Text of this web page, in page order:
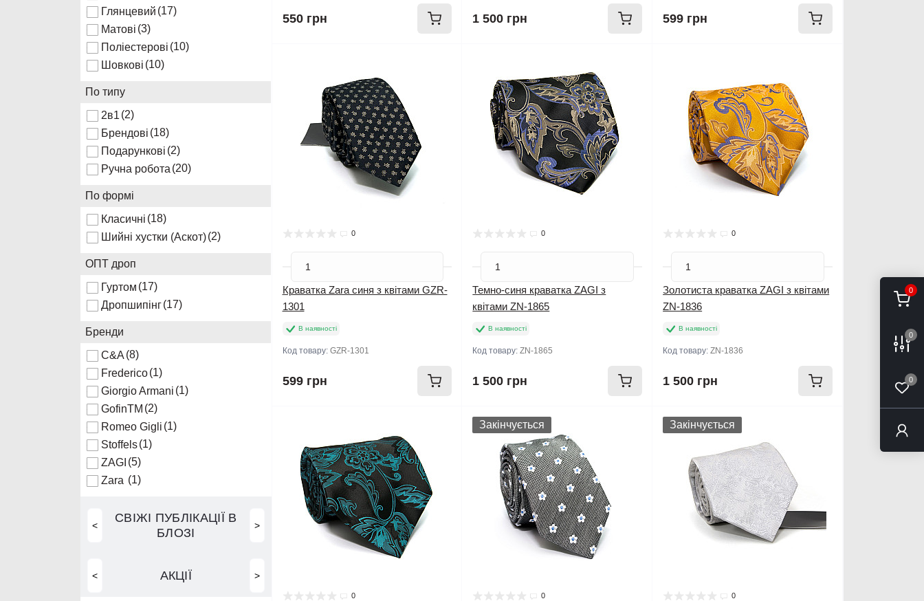
0
0
0
Глянцевий (17)
Матові (3)
Поліестерові (10)
Шовкові (10)
По типу
2в1 (2)
Брендові (18)
Подарункові (2)
Ручна робота (20)
По формі
Класичні (18)
Шийні хустки (Аскот)(2)
ОПТ дроп
Гуртом (17)
Дропшипінг(17)
Бренди
C&A (8)
Frederico(1)
Giorgio Armani (1)
GofinTM (2)
Romeo Gigli (1)
Stoffels(1)
ZAGI (5)
Zara (1)
СВІЖІ ПУБЛІКАЦІЇ В
БЛОЗІ
< >
АКЦІЇ
< >
550 грн 1 500 грн 599 грн
0
Краватка Zara синя з квітами GZR-
1301
В наявності
Код товару: GZR-1301
599 грн
0
Темно-синя краватка ZAGI з
квітами ZN-1865
В наявності
Код товару:ZN-1865
1 500 грн
0
Золотиста краватка ZAGI з квітами
ZN-1836
В наявності
Код товару:ZN-1836
1 500 грн
0
Закінчується
0
Закінчується
0